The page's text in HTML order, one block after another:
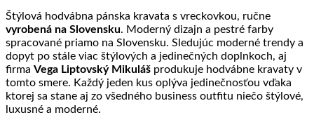
Štýlová hodvábna pánska kravata s vreckovkou, ručne
vyrobená na Slovensku. Moderný dizajn a pestré farby
spracované priamo na Slovensku. Sledujúc moderné trendy a
dopyt po stále viac štýlových a jedinečných doplnkoch, aj
firma Vega Liptovský Mikuláš produkuje hodvábne kravaty v
tomto smere. Každý jeden kus oplýva jedinečnosťou vďaka
ktorej sa stane aj zo všedného business outfitu niečo štýlové,
luxusné a moderné.